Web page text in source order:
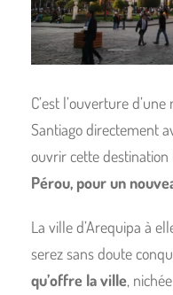
C’est l’ouverture
Santiago directement
ouvrir cette
Pérou, pour un
La ville d’Arequipa à
serez sans doute
qu’offre la ville,